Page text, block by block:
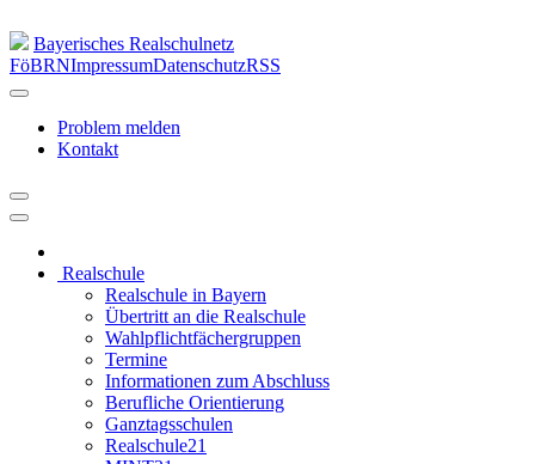
Bayerisches Realschulnetz
FöBRNImpressumDatenschutzRSS
Problem melden
Kontakt
Realschule
Realschule in Bayern
Übertritt an die Realschule
Wahlpflichtfächergruppen
Termine
Informationen zum Abschluss
Berufliche Orientierung
Ganztagsschulen
Realschule21